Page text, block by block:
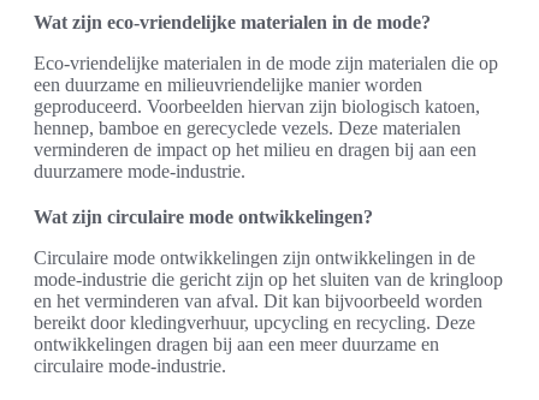
Wat zijn eco-vriendelijke materialen in de mode?
Eco-vriendelijke materialen in de mode zijn materialen die op
een duurzame en milieuvriendelijke manier worden
geproduceerd. Voorbeelden hiervan zijn biologisch katoen,
hennep, bamboe en gerecyclede vezels. Deze materialen
verminderen de impact op het milieu en dragen bij aan een
duurzamere mode-industrie.
Wat zijn circulaire mode ontwikkelingen?
Circulaire mode ontwikkelingen zijn ontwikkelingen in de
mode-industrie die gericht zijn op het sluiten van de kringloop
en het verminderen van afval. Dit kan bijvoorbeeld worden
bereikt door kledingverhuur, upcycling en recycling. Deze
ontwikkelingen dragen bij aan een meer duurzame en
circulaire mode-industrie.